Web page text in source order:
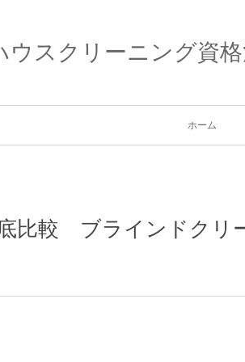
ウスクリーニング資
ホーム
比較 ブラインドクリ